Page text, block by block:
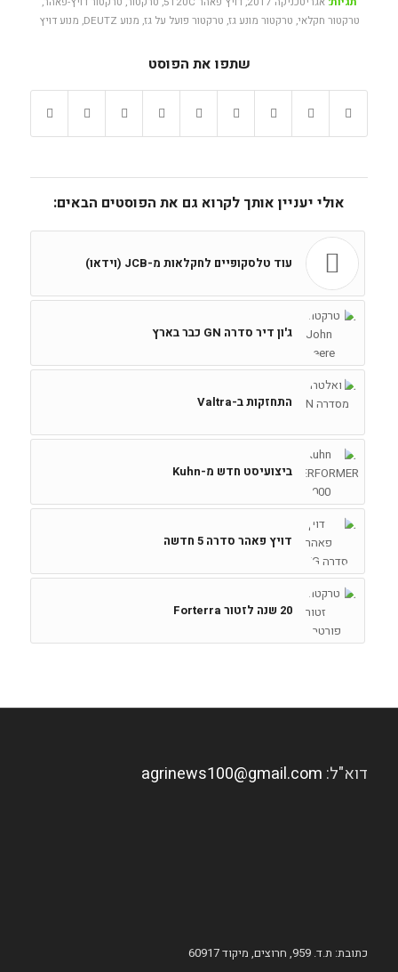
טרקטור חקלאי, טרקטור מונע גז, טרקטור פועל על גז, מנוע DEUTZ , מנוע דויץ
שתפו את הפוסט
אולי יעניין אותך לקרוא גם את הפוסטים הבאים:
עוד טלסקופיים לחקלאות מ-JCB (וידאו)
ג'ון דיר סדרה GN כבר בארץ
התחזקות ב-Valtra
ביצועיסט חדש מ-Kuhn
דויץ פאהר סדרה 5 חדשה
20 שנה לזטור Forterra
דוא"ל: agrinews100@gmail.com
כתובת: ת.ד. 959, חרוצים, מיקוד 60917